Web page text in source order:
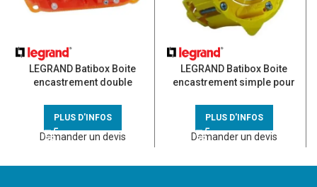
LEGRAND Batibox Boite
encastrement double
PLUS D'INFOS
Demander un devis
LEGRAND Batibox Boite
encastrement simple pour
PLUS D'INFOS
Demander un devis